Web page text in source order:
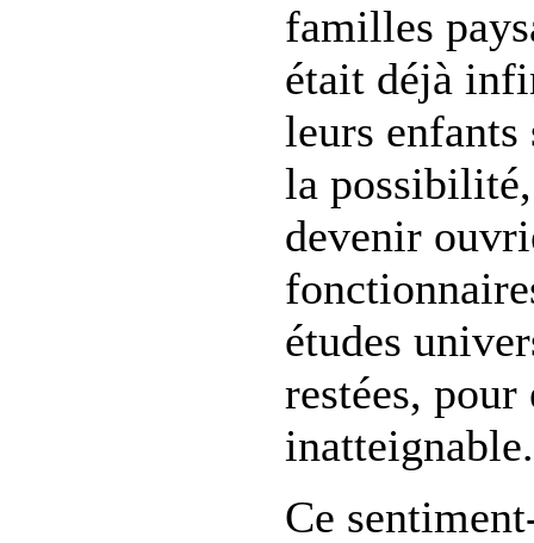
familles
était déjà
leurs
la
devenir
études
restées,
inatteignable.
Ce